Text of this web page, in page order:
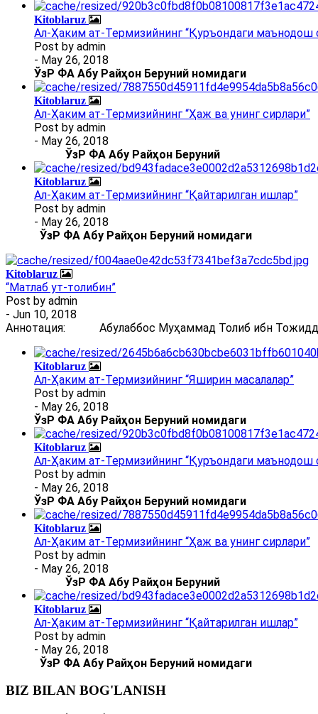
Kitoblaruz
Ал-Ҳаким ат-Термизийнинг “Қуръондаги маънодош
Post by admin
- May 26, 2018
ЎзР ФА Абу Райҳон Беруний номидаги
Kitoblaruz
Ал-Ҳаким ат-Термизийнинг “Ҳаж ва унинг сирлари”
Post by admin
- May 26, 2018
ЎзР ФА Абу Райҳон Беруний
Kitoblaruz
Ал-Ҳаким ат-Термизийнинг “Қайтарилган ишлар”
Post by admin
- May 26, 2018
ЎзР ФА Абу Райҳон Беруний номидаги
Kitoblaruz
“Матлаб ут-толибин”
Post by admin
- Jun 10, 2018
Аннотация: Абулаббос Муҳаммад Толиб ибн
Kitoblaruz
Ал-Ҳаким ат-Термизийнинг “Яширин масалалар”
Post by admin
- May 26, 2018
ЎзР ФА Абу Райҳон Беруний номидаги
Kitoblaruz
Ал-Ҳаким ат-Термизийнинг “Қуръондаги маънодош
Post by admin
- May 26, 2018
ЎзР ФА Абу Райҳон Беруний номидаги
Kitoblaruz
Ал-Ҳаким ат-Термизийнинг “Ҳаж ва унинг сирлари”
Post by admin
- May 26, 2018
ЎзР ФА Абу Райҳон Беруний
Kitoblaruz
Ал-Ҳаким ат-Термизийнинг “Қайтарилган ишлар”
Post by admin
- May 26, 2018
ЎзР ФА Абу Райҳон Беруний номидаги
BIZ BILAN BOG'LANISH